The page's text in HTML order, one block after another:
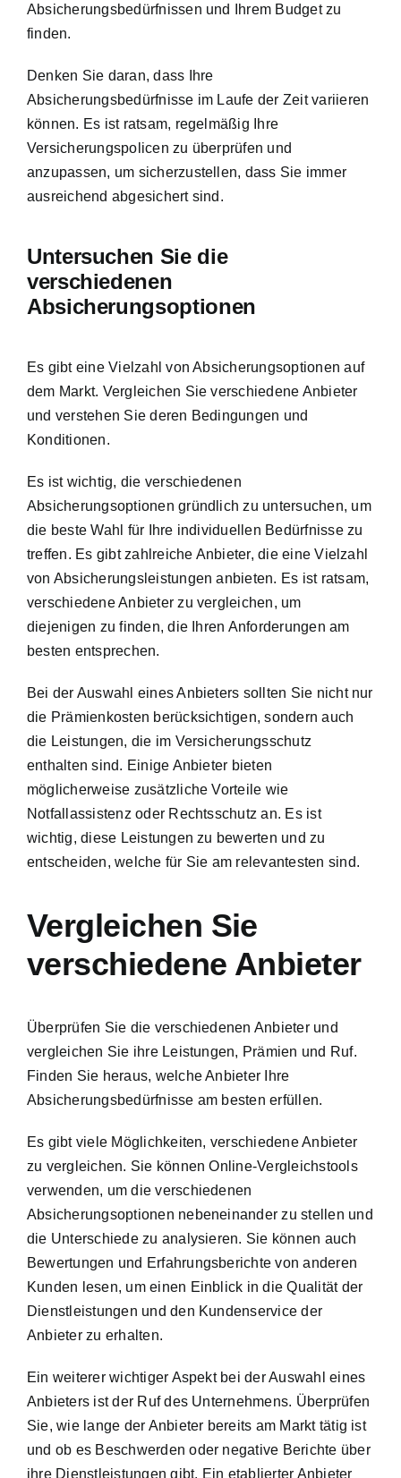
Absicherungsbedürfnissen und Ihrem Budget zu
finden.
Denken Sie daran, dass Ihre
Absicherungsbedürfnisse im Laufe der Zeit variieren
können. Es ist ratsam, regelmäßig Ihre
Versicherungspolicen zu überprüfen und
anzupassen, um sicherzustellen, dass Sie immer
ausreichend abgesichert sind.
Untersuchen Sie die
verschiedenen
Absicherungsoptionen
Es gibt eine Vielzahl von Absicherungsoptionen auf
dem Markt. Vergleichen Sie verschiedene Anbieter
und verstehen Sie deren Bedingungen und
Konditionen.
Es ist wichtig, die verschiedenen
Absicherungsoptionen gründlich zu untersuchen, um
die beste Wahl für Ihre individuellen Bedürfnisse zu
treffen. Es gibt zahlreiche Anbieter, die eine Vielzahl
von Absicherungsleistungen anbieten. Es ist ratsam,
verschiedene Anbieter zu vergleichen, um
diejenigen zu finden, die Ihren Anforderungen am
besten entsprechen.
Bei der Auswahl eines Anbieters sollten Sie nicht nur
die Prämienkosten berücksichtigen, sondern auch
die Leistungen, die im Versicherungsschutz
enthalten sind. Einige Anbieter bieten
möglicherweise zusätzliche Vorteile wie
Notfallassistenz oder Rechtsschutz an. Es ist
wichtig, diese Leistungen zu bewerten und zu
entscheiden, welche für Sie am relevantesten sind.
Vergleichen Sie
verschiedene Anbieter
Überprüfen Sie die verschiedenen Anbieter und
vergleichen Sie ihre Leistungen, Prämien und Ruf.
Finden Sie heraus, welche Anbieter Ihre
Absicherungsbedürfnisse am besten erfüllen.
Es gibt viele Möglichkeiten, verschiedene Anbieter
zu vergleichen. Sie können Online-Vergleichstools
verwenden, um die verschiedenen
Absicherungsoptionen nebeneinander zu stellen und
die Unterschiede zu analysieren. Sie können auch
Bewertungen und Erfahrungsberichte von anderen
Kunden lesen, um einen Einblick in die Qualität der
Dienstleistungen und den Kundenservice der
Anbieter zu erhalten.
Ein weiterer wichtiger Aspekt bei der Auswahl eines
Anbieters ist der Ruf des Unternehmens. Überprüfen
Sie, wie lange der Anbieter bereits am Markt tätig ist
und ob es Beschwerden oder negative Berichte über
ihre Dienstleistungen gibt. Ein etablierter Anbieter